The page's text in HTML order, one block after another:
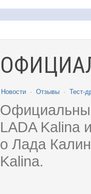
Новости · Отзывы · Тест-
LADA Kalina
о Лада
Kalina.